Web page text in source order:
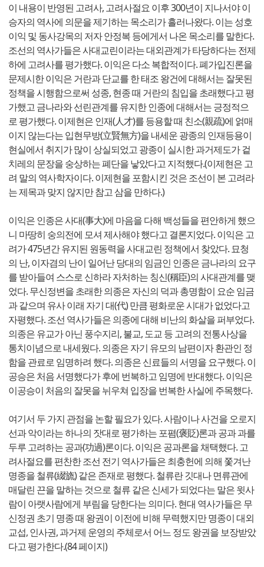
이 내용이 반영된 고려사, 고려사절요 이후 300년이 지나서야 이
승자의 역사에 의문을 제기하는 목소리가 흘러나왔다. 이는 성호
이익 및 동사강목의 저자 안정복 등에게서 나온 목소리를 말한다.
조선의 역사가들은 사대교린이라는 대외관계가 타당하다는 전제
하에 고려사를 평가했다. 이익은 다소 복합적이다. 폐가입진론을
문제시한 이익은 거란과 단교를 한 태조 왕건에 대해서는 잘못된
정책을 시행함으로써 성종, 현종 때 거란의 침입을 초래했다고 평
가했고 금나라와 선린관계를 유지한 인종에 대해서는 긍정적으
로 평가했다. 이제현은 인재(人才)를 등용할 때 친소(親疏)에 얽매
이지 않는다는 입현무방(立賢無方)을 내세운 광종의 인재등용이
현실에서 취지가 많이 상실되었고 광종이 실시한 과거제도가 겉
치레의 문장을 숭상하는 폐단을 낳았다고 지적했다.(이제현은 고
려 말의 역사학자이다. 이제현을 포함시킨 것은 조선이 본 고려라
는 제목과 맞지 않지만 참고 삼을 만하다.)
이익은 인종은 사대(事大)에 마음을 다해 백성들을 편안하게 했으
니 마땅히 숭의전에 모셔 제사해야 했다고 결론지었다. 이익은 고
려가 475년간 유지된 원동력을 사대교린 정책에서 찾았다. 묘청
의 난, 이자겸의 난이 일어난 당대의 임금인 인종은 금나라의 요구
를 받아들여 스스로 신하라 자처하는 칭신(稱臣)의 사대관계를 맺
었다. 무신정변을 초래한 의종은 자신의 덕과 총명함이 요순 임금
과 같으며 유사 이래 자기 대(代) 만큼 평화로운 시대가 없었다고
자평했다. 조선 역사가들은 의종에 대해 비난의 화살을 퍼부었다.
의종은 유교가 아닌 풍수지리, 불교, 도교 등 고려의 전통사상을
통치이념으로 내세웠다. 의종은 자기 유모의 남편이자 환관인 정
함을 관료로 임명하려 했다. 의종은 신료들의 서명을 요구했다. 이
공승은 처음 서명했다가 후에 번복하고 임명에 반대했다. 이익은
이공승이 처음의 잘못을 뉘우쳐 입장을 번복한 사실에 주목했다.
여기서 두 가지 관점을 논할 필요가 있다. 사람이나 사건을 오로지
선과 악이라는 하나의 잣대로 평가하는 포폄(褒貶)론과 공과 과를
두루 고려하는 공과(功過)론이다. 이익은 공과론을 채택했다. 고
려사절요를 편찬한 조선 전기 역사가들은 최충헌에 의해 쫓겨난
명종을 철류(綴旒) 같은 존재로 평했다. 철류란 깃대나 면류관에
매달린 끈을 말하는 것으로 철류 같은 신세가 되었다는 말은 윗사
람이 아랫사람에게 부림을 당한다는 의미다. 현대 역사가들은 무
신정권 초기 명종 때 왕권이 이전에 비해 무력했지만 명종이 대외
교섭, 인사권, 과거제 운영의 주체로서 어느 정도 왕권을 보장받았
다고 평가한다.(84 페이지)